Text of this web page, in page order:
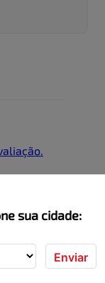
sua cidade:
Enviar